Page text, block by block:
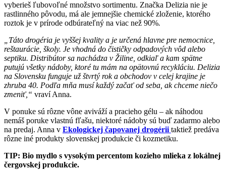
vyberieš ľubovoľné množstvo sortimentu. Značka Delizia nie je
rastlinného pôvodu, má ale jemnejšie chemické zloženie, ktorého
roztok je v prírode odbúrateľný na viac než 90%.
„Táto drogéria je vyššej kvality a je určená hlavne pre nemocnice,
reštaurácie, školy. Je vhodná do čističky odpadových vôd alebo
septiku. Distribútor sa nachádza v Žiline, odkiaľ a kam spätne
putujú všetky nádoby, ktoré tu mám na opätovnú recykláciu. Delizia
na Slovensku funguje už štvrtý rok a obchodov v celej krajine je
zhruba 40. Podľa mňa musí každý začať od seba, ak chceme niečo
zmeniť,“ vraví Anna.
V ponuke sú rôzne vône aviváží a pracieho gélu – ak náhodou
nemáš poruke vlastnú fľašu, niektoré nádoby sú buď zadarmo alebo
na predaj. Anna v Ekologickej čapovanej drogérii taktiež predáva
rôzne iné produkty slovenskej produkcie či kozmetiku.
TIP: Bio mydlo s vysokým percentom kozieho mlieka z lokálnej
čergovskej produkcie.